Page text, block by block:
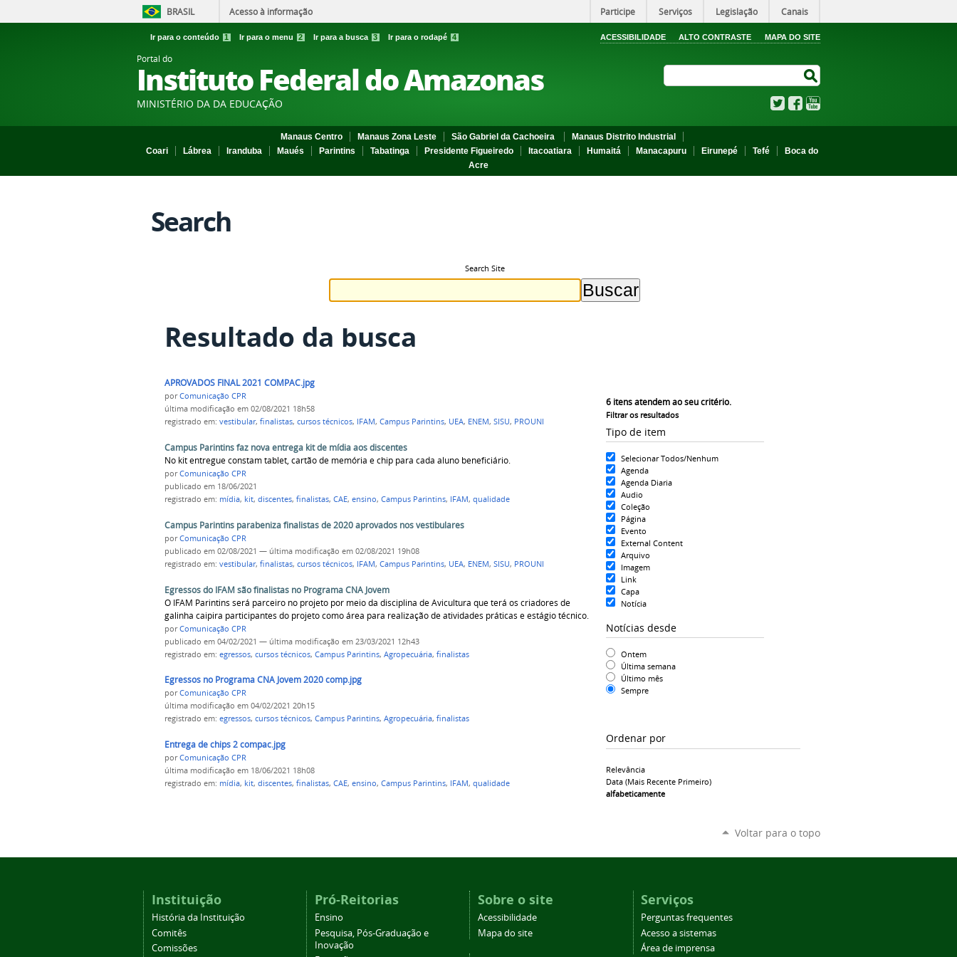
BRASIL Acesso à informação Participe Serviços Legislação Canais
Ir para o conteúdo 1 Ir para o menu 2 Ir para a busca 3 Ir para o rodapé 4 ACESSIBILIDADE ALTO CONTRASTE MAPA DO SITE
Portal do
Instituto Federal do Amazonas
MINISTÉRIO DA DA EDUCAÇÃO TwitterFacebook
Manaus Centro Manaus Zona Leste São Gabriel da Cachoeira
Manaus Distrito Industrial
Coari
Lábrea Iranduba Maués Parintins Tabatinga Presidente Figueiredo Itacoatiara Humaitá Manacapuru Eirunepé Tefé
Boca do
Acre
Search
Search Site
Resultado da busca
6itens atendem ao seu critério.
Filtrar os resultados
Tipo de item
Selecionar Todos/Nenhum
Agenda
Agenda Diaria
Audio
Coleção
Página
Evento
External Content
Arquivo
Imagem
Link
Capa
Notícia
Notícias desde
Ontem
Última semana
Último mês
Sempre
Ordenar por
Relevância
Data (mais Recente Primeiro)
alfabeticamente
APROVADOS FINAL 2021 COMPAC.jpg
porComunicação CPR
última modificação em 02/08/2021 18h58
registrado em: vestibular, finalistas, cursos técnicos, IFAM, Campus Parintins, UEA, ENEM, SISU, PROUNI
Campus Parintins faz nova entrega kit de mídia aos discentes
No kit entregue constam tablet, cartão de memória e chip para cada aluno beneficiário.
porComunicação CPR
publicado em 18/06/2021
registrado em: mídia, kit, discentes, finalistas, CAE, ensino, Campus Parintins, IFAM, qualidade
Campus Parintins parabeniza finalistas de 2020 aprovados nos vestibulares
porComunicação CPR
publicado em 02/08/2021 — última modificação em 02/08/2021 19h08
registrado em: vestibular, finalistas, cursos técnicos, IFAM, Campus Parintins, UEA, ENEM, SISU, PROUNI
Egressos do IFAM são finalistas no Programa CNA Jovem
O IFAM Parintins será parceiro no projeto por meio da disciplina de Avicultura que terá os criadores de
galinha caipira participantes do projeto como área para realização de atividades práticas e estágio técnico.
porComunicação CPR
publicado em 04/02/2021 — última modificação em 23/03/2021 12h43
registrado em: egressos, cursos técnicos, Campus Parintins, Agropecuária, finalistas
Egressos no Programa CNA Jovem 2020 comp.jpg
porComunicação CPR
última modificação em 04/02/2021 20h15
registrado em: egressos, cursos técnicos, Campus Parintins, Agropecuária, finalistas
Entrega de chips 2 compac.jpg
porComunicação CPR
última modificação em 18/06/2021 18h08
registrado em: mídia, kit, discentes, finalistas, CAE, ensino, Campus Parintins, IFAM, qualidade
Voltar para o topo
Instituição
História da Instituição
Comitês
Comissões
Pró-Reitorias
Ensino
Pesquisa, Pós-Graduação e
Inovação
Sobre o site
Acessibilidade
Mapa do site
Serviços
Perguntas frequentes
Acesso a sistemas
Área de imprensa